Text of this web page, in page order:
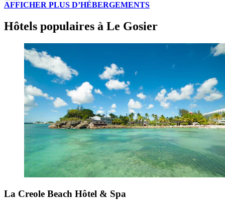
AFFICHER PLUS D’HÉBERGEMENTS
Hôtels populaires à Le Gosier
La Creole Beach Hôtel & Spa